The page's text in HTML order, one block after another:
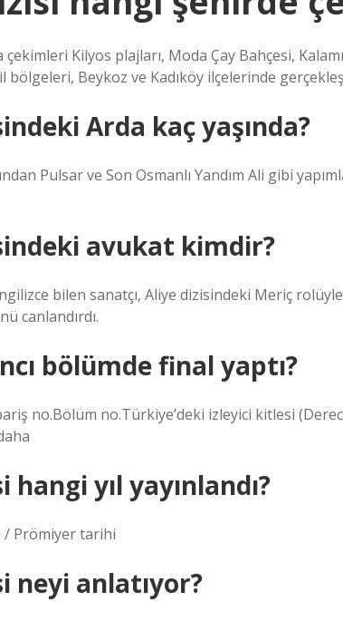
çekimleri Kilyos plajları, Moda Çay Bahçesi,
bölgeleri, Beykoz ve Kadıköy ilçelerinde
Arda kaç yaşında?
Pulsar ve Son Osmanlı Yandım Ali gibi
avukat kimdir?
bilen sanatçı, Aliye dizisindeki Meriç
canlandırdı.
bölümde final yaptı?
no.Bölüm no.Türkiye’deki izleyici kitlesi
hangi yıl yayınlandı?
/ Prömiyer tarihi
neyi anlatıyor?